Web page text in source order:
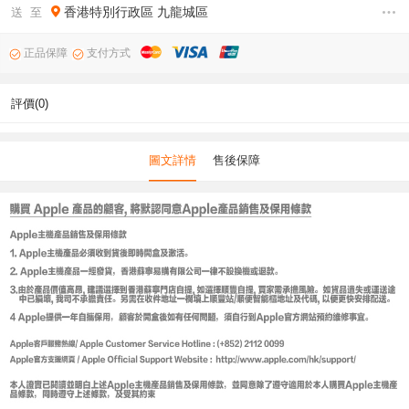
送 至 香港特別行政區 九龍城區
正品保障 支付方式
評價(0)
圖文詳情 售後保障